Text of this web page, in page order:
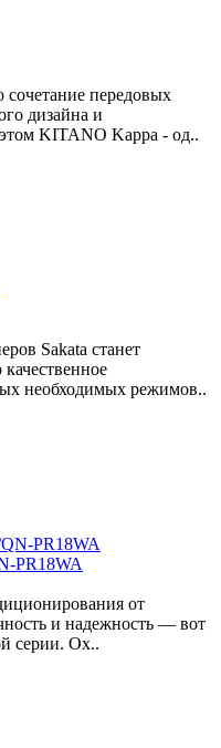
передовых
дизайна и
KITANO Kappa - од..
Sakata станет
необходимых режимов..
PR18WA
от
и надежность — вот
серии. Ох..